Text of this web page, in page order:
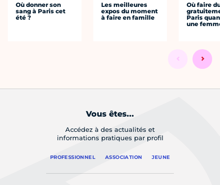
Où donner son
sang à Paris cet
été ?
Les meilleures
expos du moment
à faire en famille
Où faire
Paris
une
Vous êtes...
Accédez à des actualités et
informations pratiques par profil
PROFESSIONNEL ASSOCIATION JEUNE